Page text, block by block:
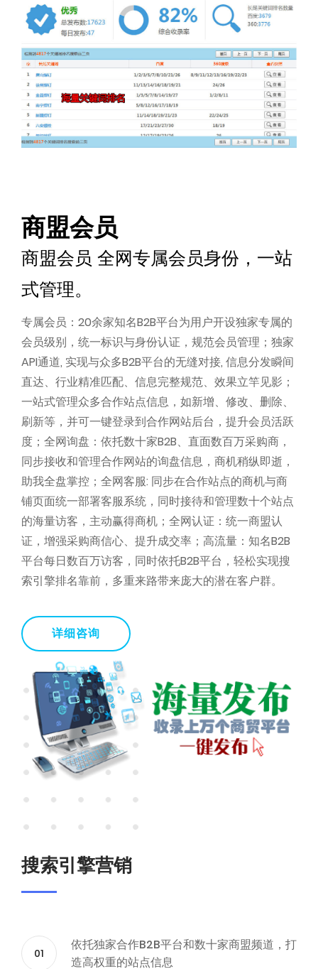
商盟会员
商盟会员 全网专属会员身份，一站
式管理。
专属会员：20余家知名B2B平台为用户开设独家专属的
会员级别，统一标识与身份认证，规范会员管理； 独家
API通道, 实现与众多B2B平台的无缝对接, 信息分发瞬间
直达、行业精准匹配、信息完整规范、效果立竿见影；
一站式管理众多合作站点信息，如新增、修改、删除、
刷新等，并可一键登录到合作网站后台，提升会员活跃
度； 全网询盘：依托数十家B2B、直面数百万采购商，
同步接收和管理合作网站的询盘信息，商机稍纵即逝，
助我全盘掌控； 全网客服: 同步在合作站点的商机与商
铺页面统一部署客服系统，同时接待和管理数十个站点
的海量访客，主动赢得商机； 全网认证：统一商盟认
证，增强采购商信心、提升成交率； 高流量：知名B2B
平台每日数百万访客，同时依托B2B平台，轻松实现搜
索引擎排名靠前，多重来路带来庞大的潜在客户群。
详细咨询
搜索引擎营销
01
依托独家合作B2B平台和数十家商盟频道，打
造高权重的站点信息